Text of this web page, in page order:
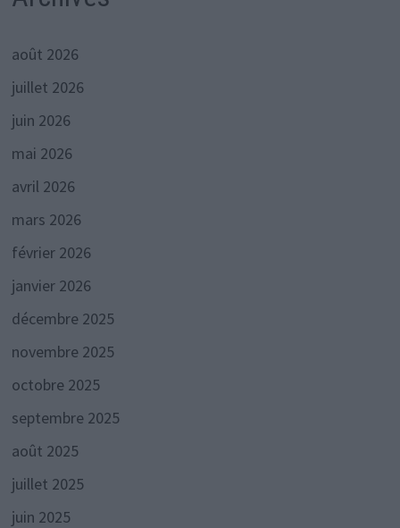
août 2026
juillet 2026
juin 2026
mai 2026
avril 2026
mars 2026
février 2026
janvier 2026
décembre 2025
novembre 2025
octobre 2025
septembre 2025
août 2025
juillet 2025
juin 2025